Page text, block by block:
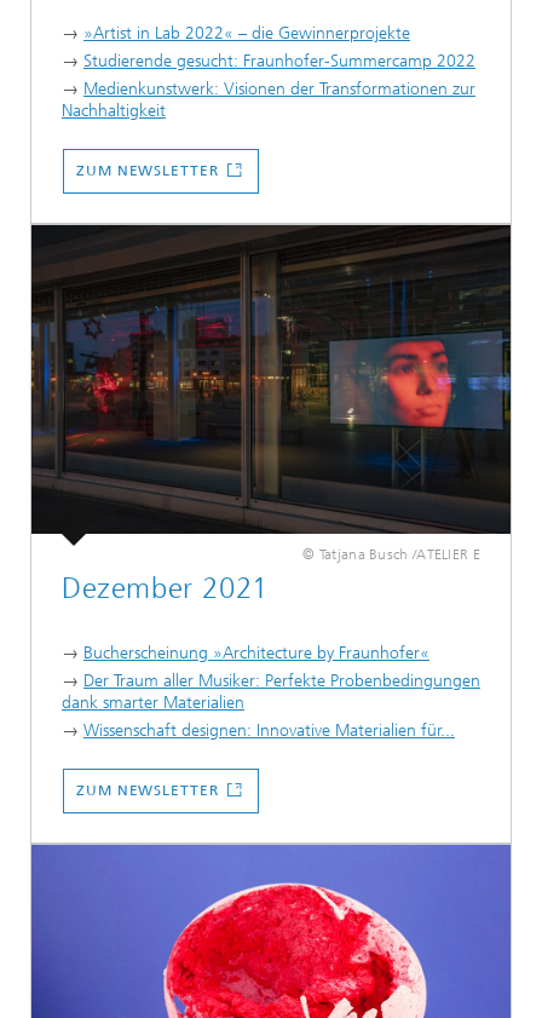
→ »Artist in Lab 2022« – die Gewinnerprojekte
→ Studierende gesucht: Fraunhofer-Summercamp 2022
→ Medienkunstwerk: Visionen der Transformationen zur
Nachhaltigkeit
ZUM NEWSLETTER
© Tatjana Busch /ATELIER E
Dezember 2021
→ Bucherscheinung »Architecture by Fraunhofer«
→ Der Traum aller Musiker: Perfekte Probenbedingungen
dank smarter Materialien
→ Wissenschaft designen: Innovative Materialien für...
ZUM NEWSLETTER